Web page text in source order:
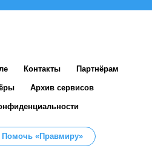
Контакты Партнёрам
Архив сервисов
Помочь «Правмиру»